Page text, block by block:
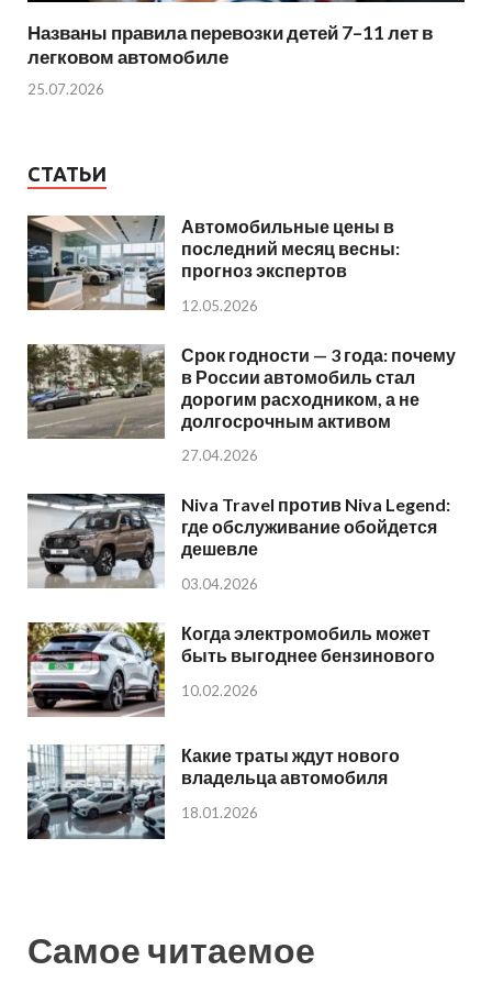
Названы правила перевозки детей 7–11 лет в
легковом автомобиле
25.07.2026
СТАТЬИ
Автомобильные цены в
последний месяц весны:
прогноз экспертов
12.05.2026
Срок годности — 3 года: почему
в России автомобиль стал
дорогим расходником, а не
долгосрочным активом
27.04.2026
Niva Travel против Niva Legend:
где обслуживание обойдется
дешевле
03.04.2026
Когда электромобиль может
быть выгоднее бензинового
10.02.2026
Какие траты ждут нового
владельца автомобиля
18.01.2026
Самое читаемое